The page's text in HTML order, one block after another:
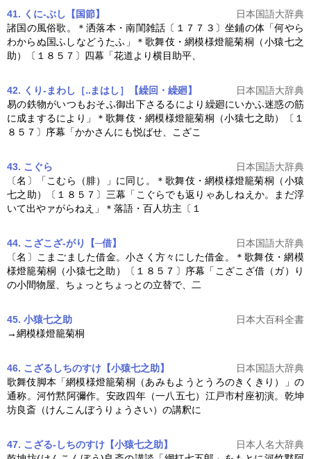
41. くに‐ぶし【国節】
日本国語大辞典
諸国の風俗歌。＊洒落本・南閨雑話〔１７７３〕坐鋪の体「何やら
わからぬ国ふしなどうたふ」＊歌舞伎・ 網模様燈籠菊桐 （小猿七之
助）〔１８５７〕四幕「花道より横目助平、
42. くり‐まわし［‥まはし］【繰回・繰廻】
日本国語大辞典
易の鉄物がいつもおそふ御出下さるるにより繰廻にいかふ迷惑の筋
に成まするにより」＊歌舞伎・ 網模様燈籠菊桐 （小猿七之助）〔１
８５７〕序幕「かかさんにも悦ばせ、こざこ
43. こぐら
日本国語大辞典
〔名〕「こむら（腓）」に同じ。＊歌舞伎・ 網模様燈籠菊桐 （小猿
七之助）〔１８５７〕三幕「こぐらでも返りゃあしねえか。まだ浮
いて出やァがらねえ」＊落語・百人坊主〔１
44. こざこざ‐がり【─借】
日本国語大辞典
〔名〕こまごました借金。小さく方々にした借金。＊歌舞伎・ 網模
様燈籠菊桐 （小猿七之助）〔１８５７〕序幕「こざこざ借（ガ）り
の小間物屋、ちょっとちょっとの立替で、二
45. 小猿七之助
日本大百科全書
→網模様燈籠菊桐
46. こざるしちのすけ【小猿七之助】
日本国語大辞典
歌舞伎脚本「網模様燈籠菊桐 （あみもようとうろのきくきり）」の
通称。河竹黙阿彌作。安政四年（一八五七）江戸市村座初演。乾坤
坊良斎（けんこんぼうりょうさい）の講釈に
47. こざる-しちのすけ【小猿七之助】
日本人名大辞典